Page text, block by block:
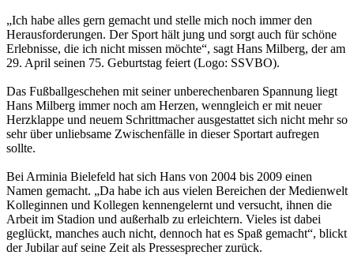
„Ich habe alles gern gemacht und stelle mich noch immer den
Herausforderungen. Der Sport hält jung und sorgt auch für schöne
Erlebnisse, die ich nicht missen möchte“, sagt Hans Milberg, der am
29. April seinen 75. Geburtstag feiert (Logo: SSVBO).
Das Fußballgeschehen mit seiner unberechenbaren Spannung liegt
Hans Milberg immer noch am Herzen, wenngleich er mit neuer
Herzklappe und neuem Schrittmacher ausgestattet sich nicht mehr so
sehr über unliebsame Zwischenfälle in dieser Sportart aufregen
sollte.
Bei Arminia Bielefeld hat sich Hans von 2004 bis 2009 einen
Namen gemacht. „Da habe ich aus vielen Bereichen der Medienwelt
Kolleginnen und Kollegen kennengelernt und versucht, ihnen die
Arbeit im Stadion und außerhalb zu erleichtern. Vieles ist dabei
geglückt, manches auch nicht, dennoch hat es Spaß gemacht“, blickt
der Jubilar auf seine Zeit als Pressesprecher zurück.